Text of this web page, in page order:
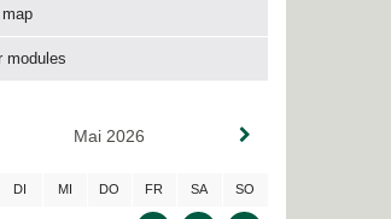
modules
Mai 2026
DI MI DO FR SA SO